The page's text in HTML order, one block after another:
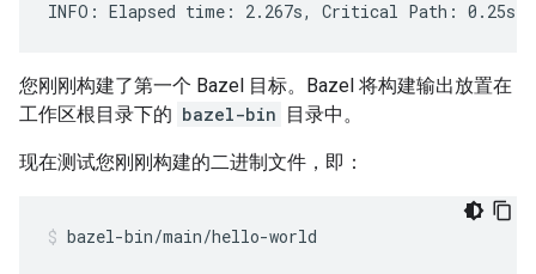
您刚刚构建了第一个 Bazel 目标。Bazel 将构建输出放置在
工作区根目录下的 bazel-bin 目录中。
现在测试您刚刚构建的二进制文件，即：
bazel-bin/main/hello-world